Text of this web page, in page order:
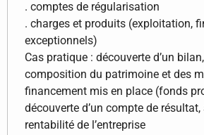
. comptes de régularisation
. charges et produits (exploitation,
exceptionnels)
Cas pratique : découverte d’un
composition du patrimoine et des
financement mis en place (fonds
découverte d’un compte de
rentabilité de l’entreprise